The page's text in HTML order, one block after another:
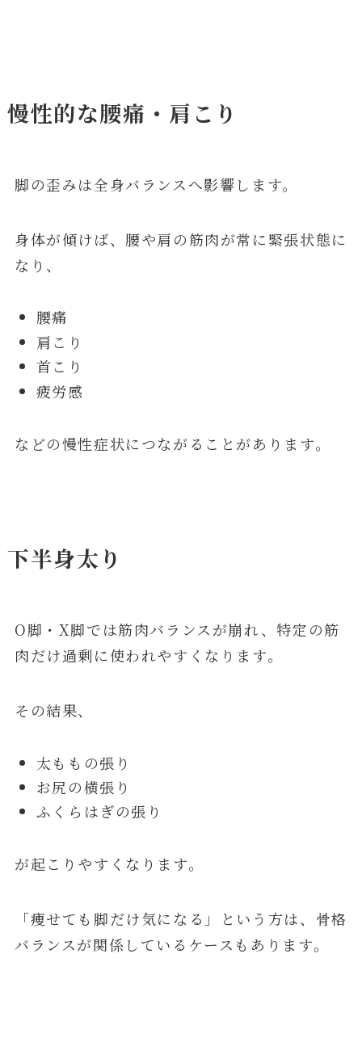
慢性的な腰痛・肩こり
脚の歪みは全身バランスへ影響します。
身体が傾けば、腰や肩の筋肉が常に緊張状態に
なり、
腰痛
肩こり
首こり
疲労感
などの慢性症状につながることがあります。
下半身太り
O脚・X脚では筋肉バランスが崩れ、特定の筋
肉だけ過剰に使われやすくなります。
その結果、
太ももの張り
お尻の横張り
ふくらはぎの張り
が起こりやすくなります。
「痩せても脚だけ気になる」という方は、骨格
バランスが関係しているケースもあります。